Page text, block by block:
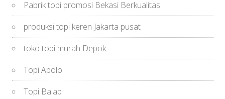
Pabrik topi promosi Bekasi Berkualitas
produksi topi keren Jakarta pusat
toko topi murah Depok
Topi Apolo
Topi Balap